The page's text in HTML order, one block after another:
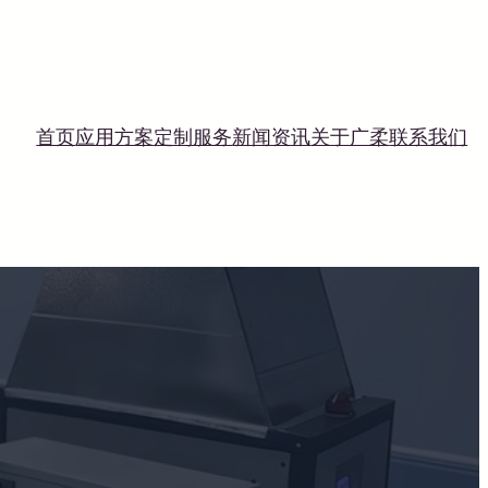
首页应用方案定制服务新闻资讯关于广柔联系我们